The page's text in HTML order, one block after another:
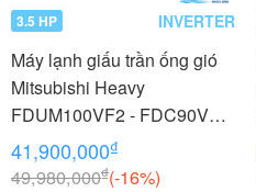
3.5 HP INVERTER
Máy lạnh giấu trần ống gió
Mitsubishi Heavy
FDUM100VF2 - FDC90VNP
3.5 HP (3.5 Ngựa) Inverter
41,900,000₫
49,980,000₫(-16%)